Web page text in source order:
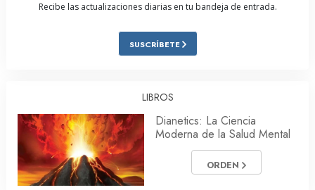
Recibe las actualizaciones diarias en tu bandeja de entrada.
SUSCRÍBETE
LIBROS
Dianetics: La Ciencia
Moderna de la Salud Mental
ORDEN